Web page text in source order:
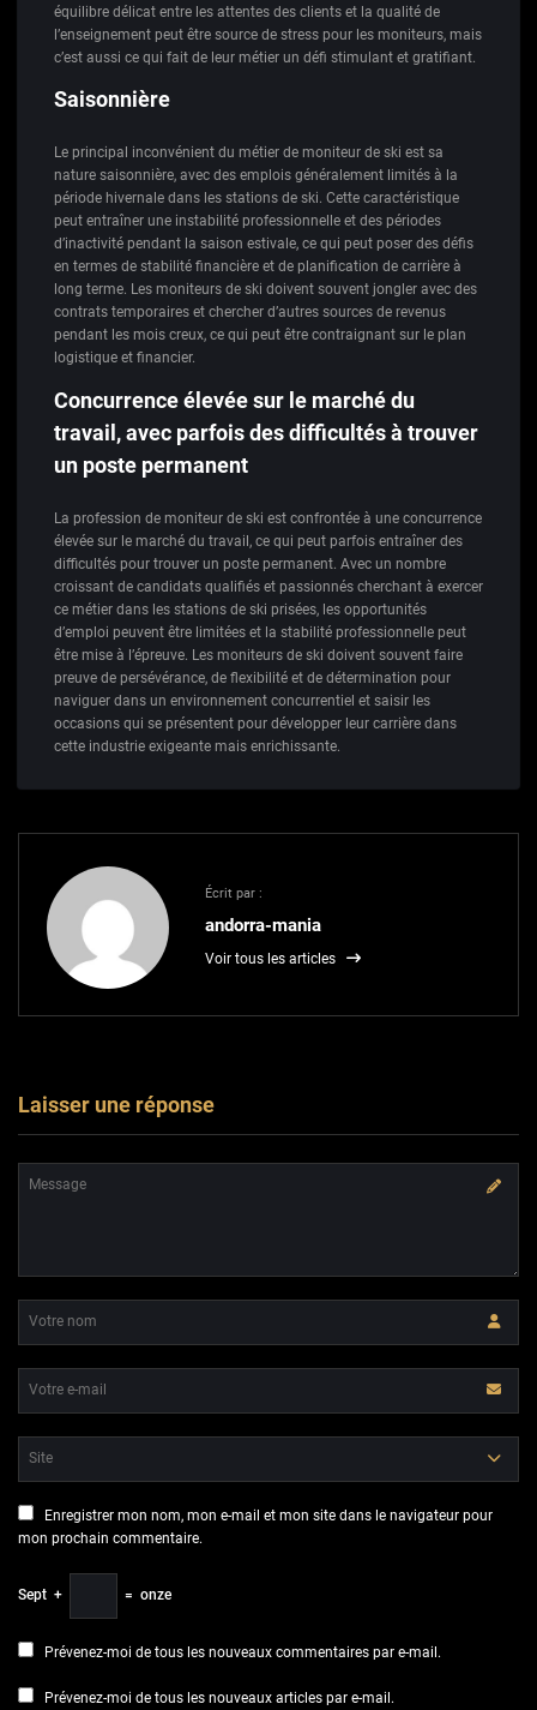
équilibre délicat entre les attentes des clients et la qualité de
l’enseignement peut être source de stress pour les moniteurs, mais
c’est aussi ce qui fait de leur métier un défi stimulant et gratifiant.
Saisonnière
Le principal inconvénient du métier de moniteur de ski est sa
nature saisonnière, avec des emplois généralement limités à la
période hivernale dans les stations de ski. Cette caractéristique
peut entraîner une instabilité professionnelle et des périodes
d’inactivité pendant la saison estivale, ce qui peut poser des défis
en termes de stabilité financière et de planification de carrière à
long terme. Les moniteurs de ski doivent souvent jongler avec des
contrats temporaires et chercher d’autres sources de revenus
pendant les mois creux, ce qui peut être contraignant sur le plan
logistique et financier.
Concurrence élevée sur le marché du
travail, avec parfois des difficultés à trouver
un poste permanent
La profession de moniteur de ski est confrontée à une concurrence
élevée sur le marché du travail, ce qui peut parfois entraîner des
difficultés pour trouver un poste permanent. Avec un nombre
croissant de candidats qualifiés et passionnés cherchant à exercer
ce métier dans les stations de ski prisées, les opportunités
d’emploi peuvent être limitées et la stabilité professionnelle peut
être mise à l’épreuve. Les moniteurs de ski doivent souvent faire
preuve de persévérance, de flexibilité et de détermination pour
naviguer dans un environnement concurrentiel et saisir les
occasions qui se présentent pour développer leur carrière dans
cette industrie exigeante mais enrichissante.
Écrit par :
andorra-mania
Voir tous les articles
Laisser une réponse
Enregistrer mon nom, mon e-mail et mon site dans le navigateur pour
mon prochain commentaire.
Sept + = onze
Prévenez-moi de tous les nouveaux commentaires par e-mail.
Prévenez-moi de tous les nouveaux articles par e-mail.